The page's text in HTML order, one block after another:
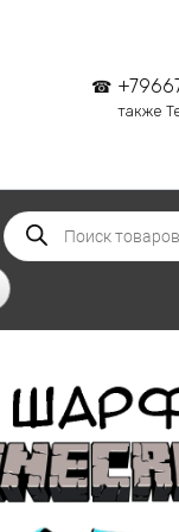
также
Поиск
товаров